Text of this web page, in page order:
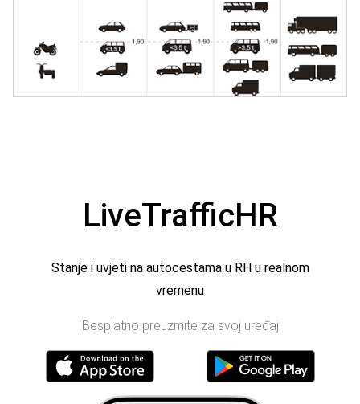
LiveTrafficHR
Stanje i uvjeti na autocestama u RH u realnom
vremenu
Besplatno preuzmite za svoj uređaj